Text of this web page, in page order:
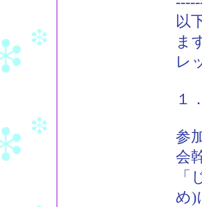
以
ま
レ
１
参
会
「
め)